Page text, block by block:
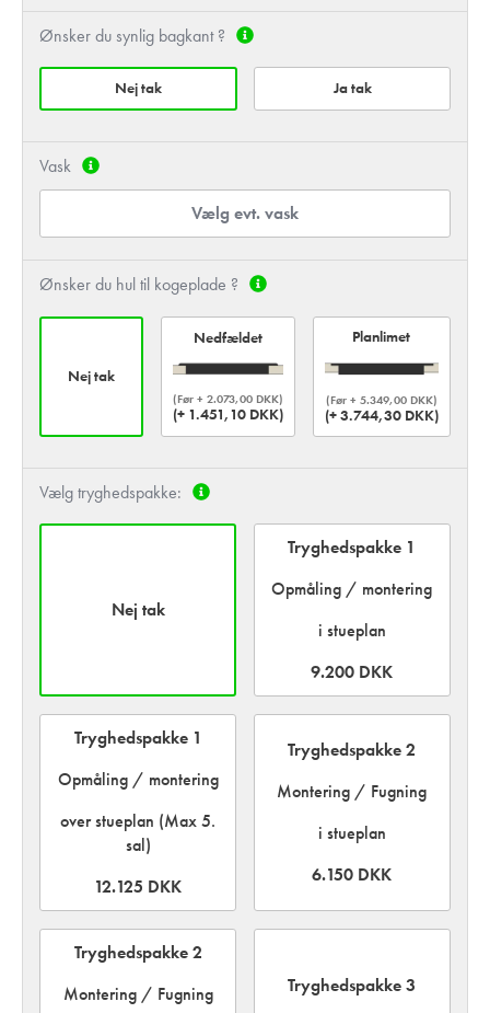
Ønsker du synlig bagkant ?
Nej tak Ja tak
Vask
Vælg evt. vask
Ønsker du hul til kogeplade ?
Nej tak
Nedfældet
(Før + 2.073,00 DKK)
(+ 1.451,10 DKK)
Planlimet
(Før + 5.349,00 DKK)
(+ 3.744,30 DKK)
Vælg tryghedspakke:
Nej tak
Tryghedspakke 1
Opmåling / montering
i stueplan
9.200 DKK
Tryghedspakke 1
Opmåling / montering
over stueplan (Max 5.
sal)
12.125 DKK
Tryghedspakke 2
Montering / Fugning
i stueplan
6.150 DKK
Tryghedspakke 2
Montering / Fugning
Tryghedspakke 3